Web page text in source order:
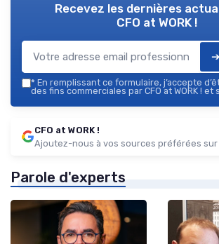
Recevez les dernières
CFO at WORK !
* En remplissant ce formulaire, j’accepte
des fins commerciales par CFO at WORK ! et
CFO at WORK !
Ajoutez-nous à vos sources préférées sur
Parole d'experts